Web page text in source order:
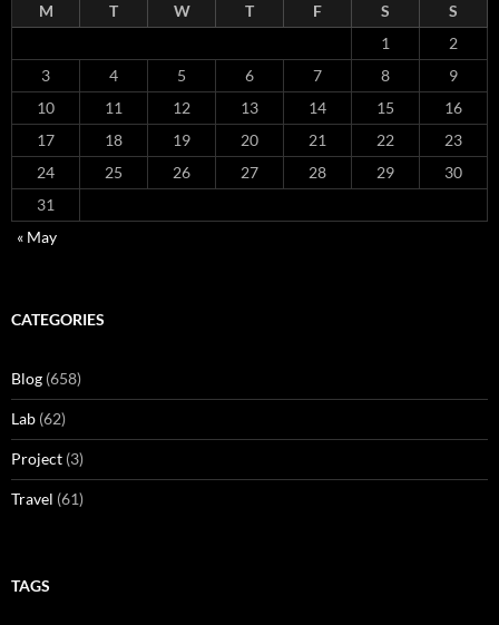
M T W T F S
S
1
2
3
4 5 6 7 8
9
10
11 12 13 14 15
16
17
18 19 20 21 22
23
24
25 26 27 28 29
30
31
« May
CATEGORIES
Blog (658)
Lab (62)
Project (3)
Travel (61)
TAGS